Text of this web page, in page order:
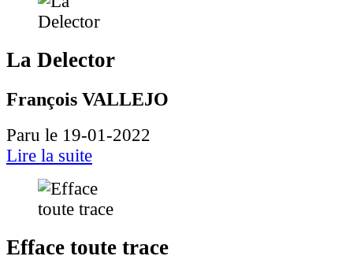
La Delector
François VALLEJO
Paru le 19-01-2022
Lire la suite
Efface toute trace